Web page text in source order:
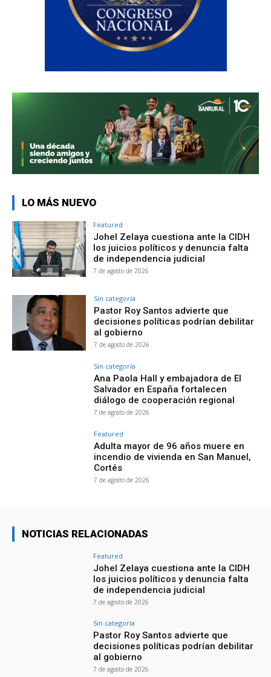
LO MÁS NUEVO
Featured
Johel Zelaya cuestiona ante la CIDH
los juicios políticos y denuncia falta
de independencia judicial
7 de agosto de 2026
Sin categoría
Pastor Roy Santos advierte que
decisiones políticas podrían debilitar
al gobierno
7 de agosto de 2026
Sin categoría
Ana Paola Hall y embajadora de El
Salvador en España fortalecen
diálogo de cooperación regional
7 de agosto de 2026
Featured
Adulta mayor de 96 años muere en
incendio de vivienda en San Manuel,
Cortés
7 de agosto de 2026
NOTICIAS RELACIONADAS
Featured
Johel Zelaya cuestiona ante la CIDH
los juicios políticos y denuncia falta
de independencia judicial
7 de agosto de 2026
Sin categoría
Pastor Roy Santos advierte que
decisiones políticas podrían debilitar
al gobierno
7 de agosto de 2026